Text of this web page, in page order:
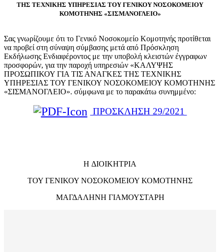
ΤΗΣ ΤΕΧΝΙΚΗΣ ΥΠΗΡΕΣΙΑΣ ΤΟΥ ΓΕΝΙΚΟΥ ΝΟΣΟΚΟΜΕΙΟΥ
ΚΟΜΟΤΗΝΗΣ «ΣΙΣΜΑΝΟΓΛΕΙΟ»
Σας γνωρίζουμε ότι το Γενικό Νοσοκομείο Κομοτηνής προτίθεται
να προβεί στη σύναψη σύμβασης μετά από Πρόσκληση
Εκδήλωσης Ενδιαφέροντος με την υποβολή κλειστών έγγραφων
προσφορών, για την παροχή υπηρεσιών «ΚΑΛΥΨΗΣ
ΠΡΟΣΩΠΙΚΟΥ ΓΙΑ ΤΙΣ ΑΝΑΓΚΕΣ ΤΗΣ ΤΕΧΝΙΚΗΣ
ΥΠΗΡΕΣΙΑΣ ΤΟΥ ΓΕΝΙΚΟΥ ΝΟΣΟΚΟΜΕΙΟΥ ΚΟΜΟΤΗΝΗΣ
«ΣΙΣΜΑΝΟΓΛΕΙΟ». σύμφωνα με το παρακάτω συνημμένο:
ΠΡΟΣΚΛΗΣΗ 29/2021
H ΔΙΟΙΚΗΤΡΙΑ
ΤΟΥ ΓΕΝΙΚΟΥ ΝΟΣΟΚΟΜΕΙΟΥ ΚΟΜΟΤΗΝΗΣ
ΜΑΓΔΑΛΗΝΗ ΓΙΑΜΟΥΣΤΑΡΗ